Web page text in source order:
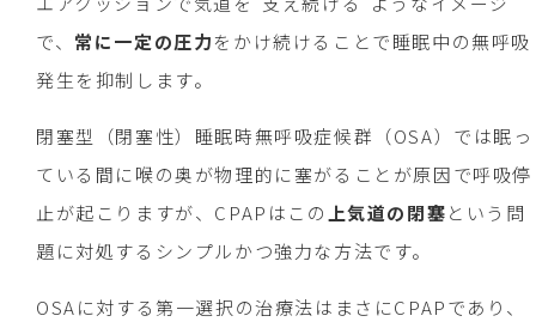
で、 常に一定の圧力をかけ続けることで睡眠中の無呼吸
発生を抑制します。
閉塞型（閉塞性）睡眠時無呼吸症候群（OSA）では眠っ
ている間に喉の奥が物理的に塞がることが原因で呼吸停
止が起こりますが、CPAPはこの上気道の閉塞という問
題に対処するシンプルかつ強力な方法です。
OSAに対する第一選択の治療法はまさにCPAPであり、